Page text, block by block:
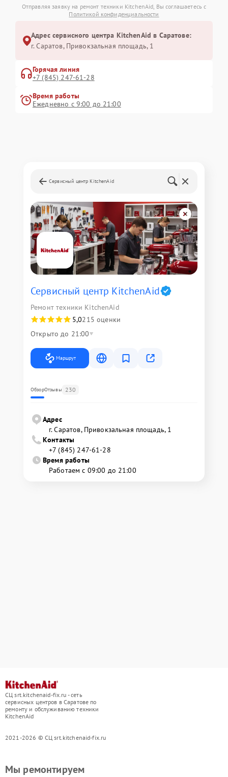
Отправляя заявку на ремонт техники KitchenAid, Вы соглашаетесь с
Политикой конфиденциальности
Адрес сервисного центра KitchenAid в Саратове:
г. Саратов, Привокзальная площадь, 1
Горячая линия
+7 (845) 247-61-28
Время работы
Ежедневно с 9:00 до 21:00
Сервисный центр KitchenAid
Сервисный центр KitchenAid
Ремонт техники KitchenAid
5,0215 оценки
Открыто до 21:00
Маршрут
ОбзорОтзывы 230
Адрес
г. Саратов, Привокзальная площадь, 1
Контакты
+7 (845) 247-61-28
Время работы
Работаем с 09:00 до 21:00
СЦ srt.kitchenaid-fix.ru - сеть
сервисных центров в Саратове по
ремонту и обслуживанию техники
KitchenAid
2021-2026 © СЦ srt.kitchenaid-fix.ru
Мы ремонтируем